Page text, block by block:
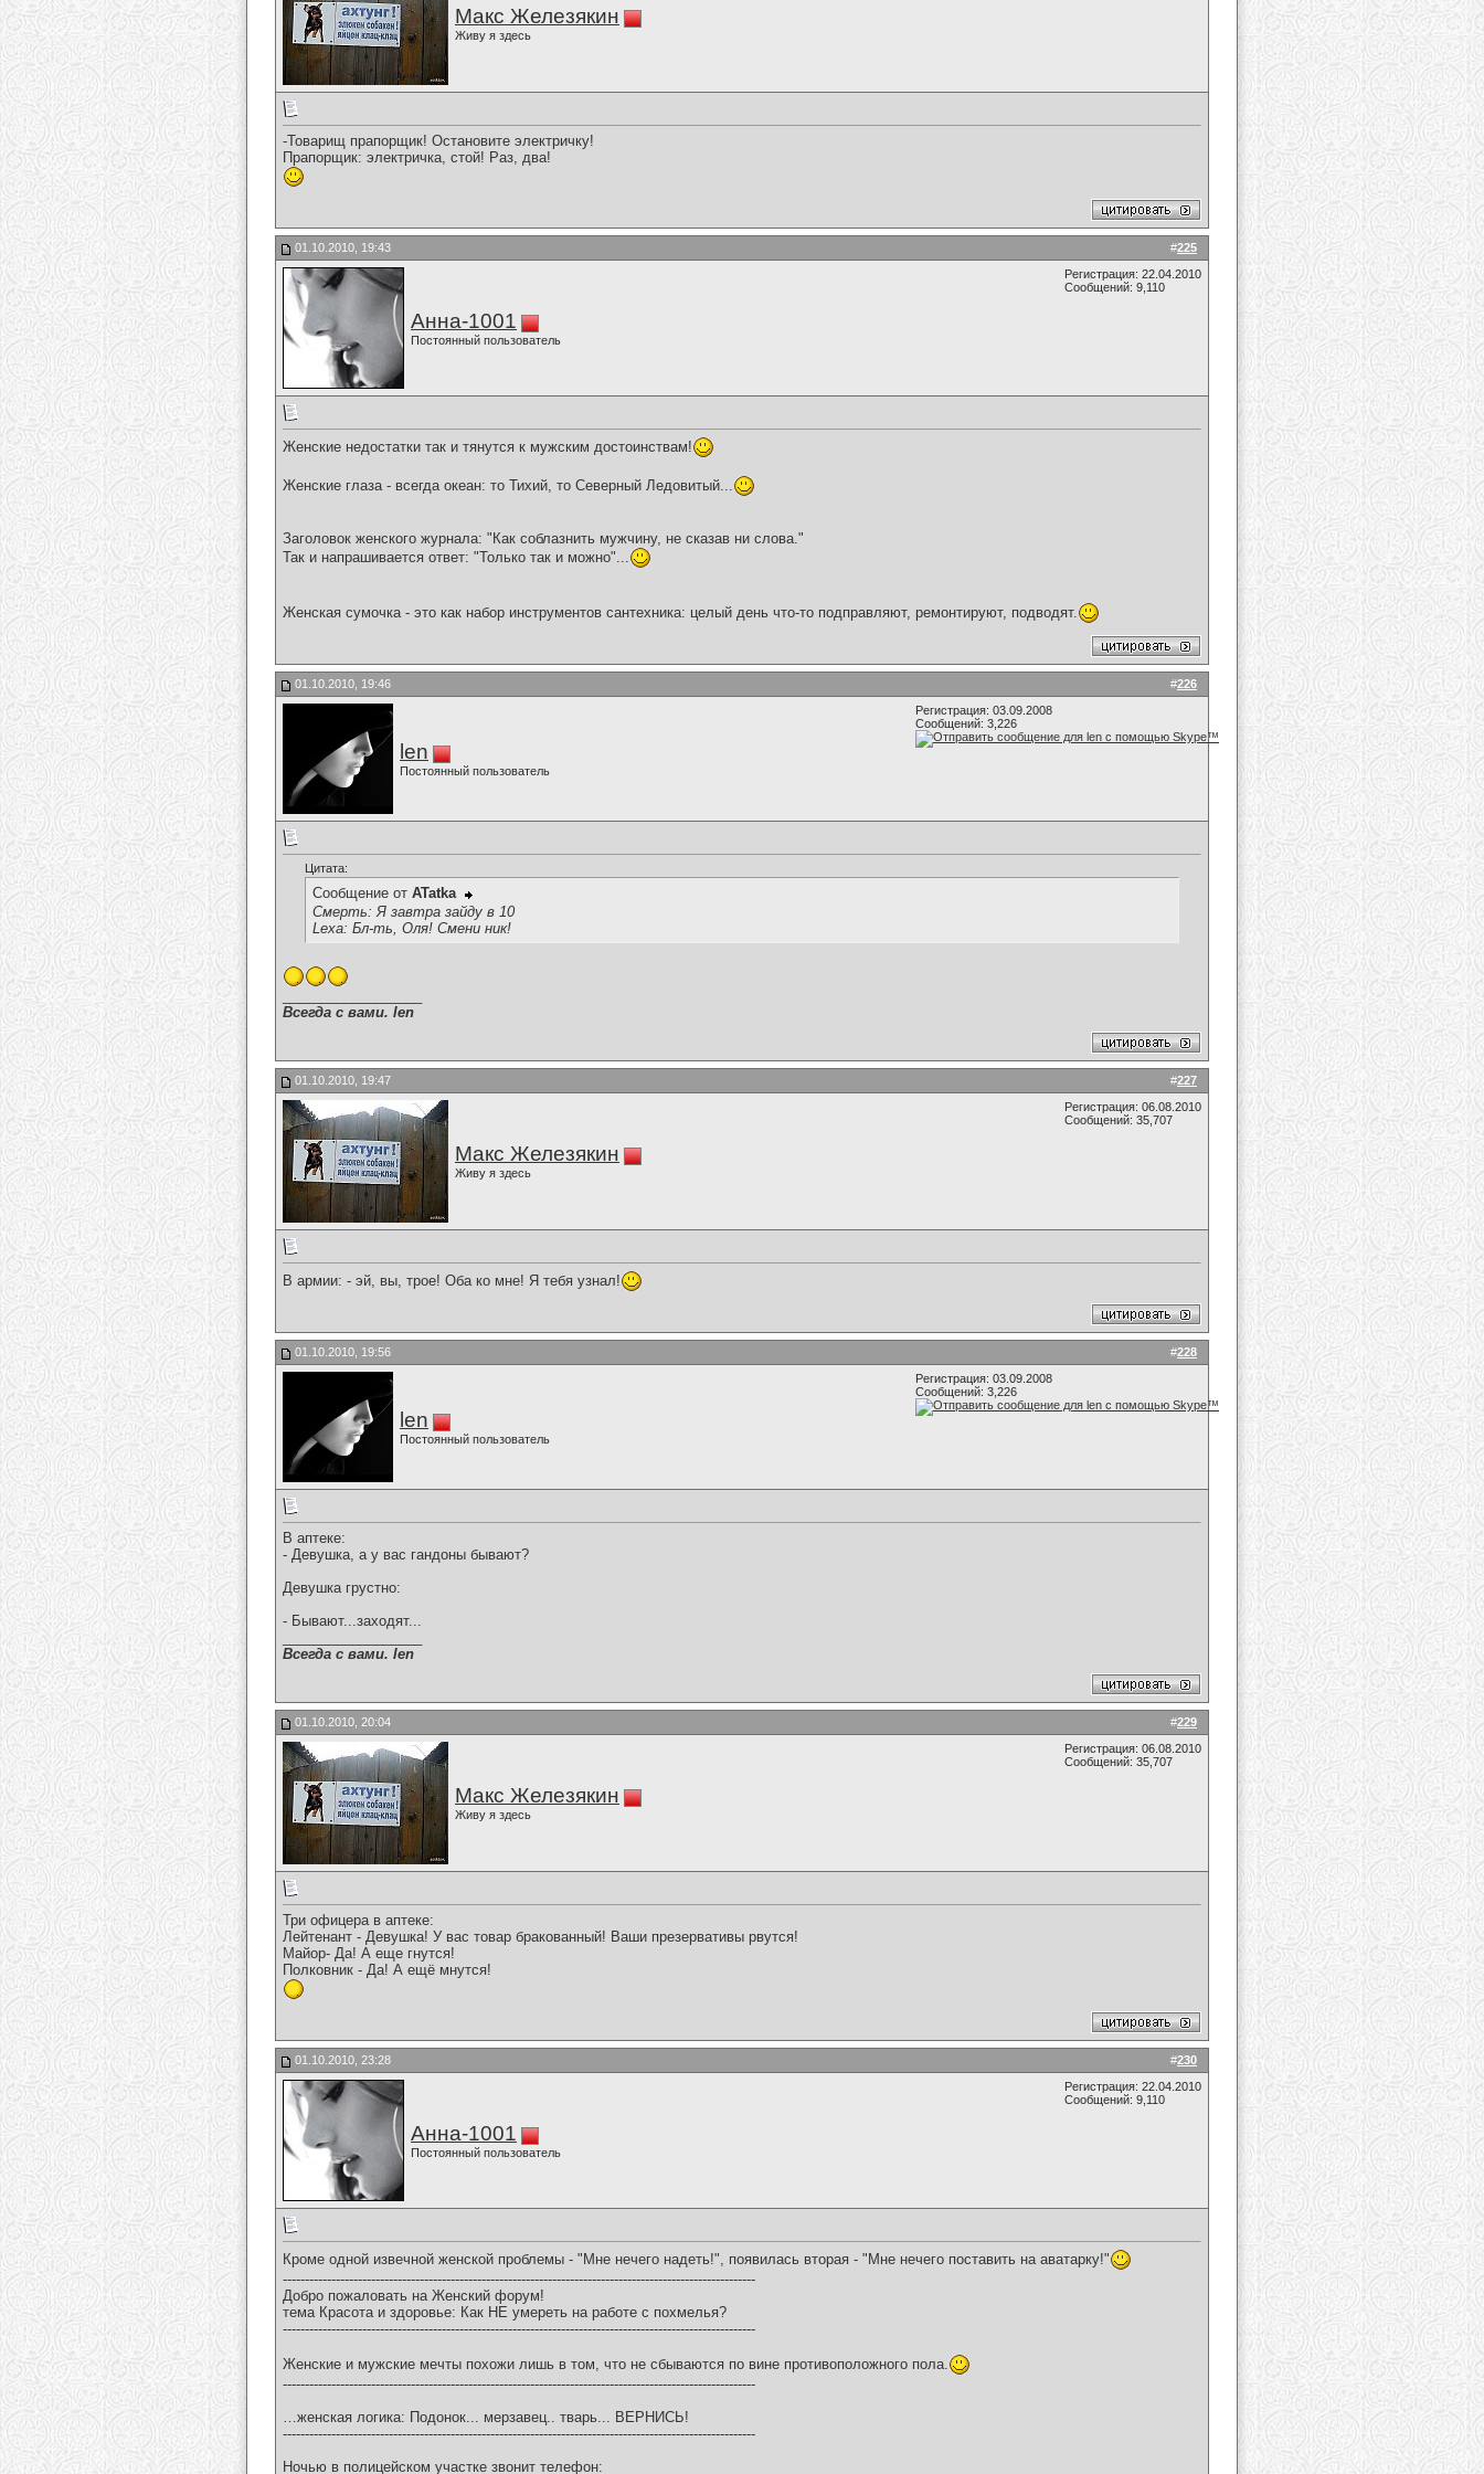
Макс Железякин
Живу я здесь
-Товарищ прапорщик! Остановите электричку!
Прапорщик: электричка, стой! Раз, два!
#225
01.10.2010, 19:43
Анна-1001
Постоянный пользователь
Регистрация: 22.04.2010
Сообщений: 9,110
Женские недостатки так и тянутся к мужским достоинствам!
Женские глаза - всегда океан: то Тихий, то Северный Ледовитый...
Заголовок женского журнала: "Как соблазнить мужчину, не сказав ни слова."
Так и напрашивается ответ: "Только так и можно"...
Женская сумочка - это как набор инструментов сантехника: целый день что-то подправляют, ремонтируют, подводят.
#226
01.10.2010, 19:46
len
Постоянный пользователь
Регистрация: 03.09.2008
Сообщений: 3,226
Цитата:
Сообщение от ATatka
Смерть: Я завтра зайду в 10
Lexa: Бл-ть, Оля! Смени ник!
Всегда с вами. len
#227
01.10.2010, 19:47
Макс Железякин
Живу я здесь
Регистрация: 06.08.2010
Сообщений: 35,707
В армии: - эй, вы, трое! Оба ко мне! Я тебя узнал!
#228
01.10.2010, 19:56
len
Постоянный пользователь
Регистрация: 03.09.2008
Сообщений: 3,226
В аптеке:
- Девушка, а у вас гандоны бывают?
Девушка грустно:
- Бывают...заходят...
Всегда с вами. len
#229
01.10.2010, 20:04
Макс Железякин
Живу я здесь
Регистрация: 06.08.2010
Сообщений: 35,707
Три офицера в аптеке:
Лейтенант - Девушка! У вас товар бракованный! Ваши презервативы рвутся!
Майор- Да! А еще гнутся!
Полковник - Да! А ещё мнутся!
#230
01.10.2010, 23:28
Анна-1001
Постоянный пользователь
Регистрация: 22.04.2010
Сообщений: 9,110
Кроме одной извечной женской проблемы - "Мне нечего надеть!", появилась вторая - "Мне нечего поставить на аватарку!"
-----------------------------------------------------------------------------------------------------------
Добро пожаловать на Женский форум!
тема Красота и здоровье: Как НЕ умереть на работе с похмелья?
-----------------------------------------------------------------------------------------------------------
Женские и мужские мечты похожи лишь в том, что не сбываются по вине противоположного пола.
-----------------------------------------------------------------------------------------------------------
…женская логика: Подонок... мерзавец.. тварь... ВЕРНИСЬ!
-----------------------------------------------------------------------------------------------------------
Hочью в полицейском участке звонит телефон: